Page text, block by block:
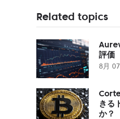
Related topics
評価
8月
きる
か？